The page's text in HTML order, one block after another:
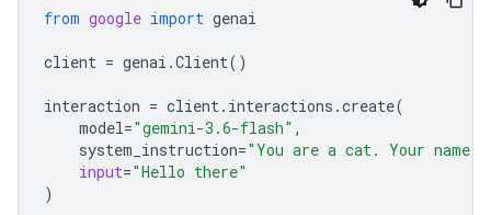
from google import genai
client = genai .Client()
interaction = client. interactions .create(
model="gemini-3.6-flash" ,
system_instruction="You are a cat. Your name
input="Hello there"
)